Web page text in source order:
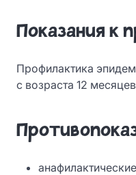
Показания к
Профилактика
с возраста 12